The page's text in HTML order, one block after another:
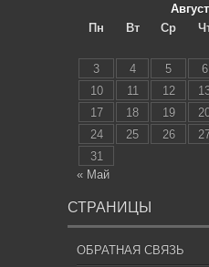
Пн
Вт Ср
3
4 5 6
10
11 12
17
18 19
24
25 26
31
« Май
СТРАНИЦЫ
ОБРАТНАЯ СВЯЗЬ